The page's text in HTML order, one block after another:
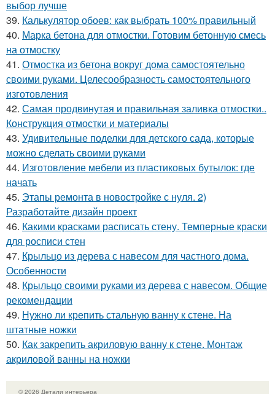
выбор лучше
39. Калькулятор обоев: как выбрать 100% правильный
40. Марка бетона для отмостки. Готовим бетонную смесь
на отмостку
41. Отмостка из бетона вокруг дома самостоятельно
своими руками. Целесообразность самостоятельного
изготовления
42. Самая продвинутая и правильная заливка отмостки..
Конструкция отмостки и материалы
43. Удивительные поделки для детского сада, которые
можно сделать своими руками
44. Изготовление мебели из пластиковых бутылок: где
начать
45. Этапы ремонта в новостройке с нуля. 2)
Разработайте дизайн проект
46. Какими красками расписать стену. Темперные краски
для росписи стен
47. Крыльцо из дерева с навесом для частного дома.
Особенности
48. Крыльцо своими руками из дерева с навесом. Общие
рекомендации
49. Нужно ли крепить стальную ванну к стене. На
штатные ножки
50. Как закрепить акриловую ванну к стене. Монтаж
акриловой ванны на ножки
© 2026 Детали интерьера